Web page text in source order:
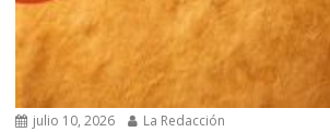
julio 10, 2026 La Redacción